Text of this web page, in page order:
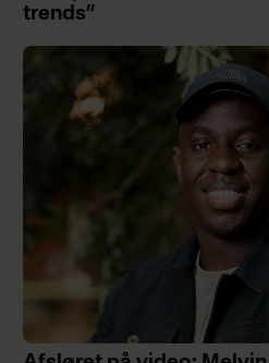
trends”